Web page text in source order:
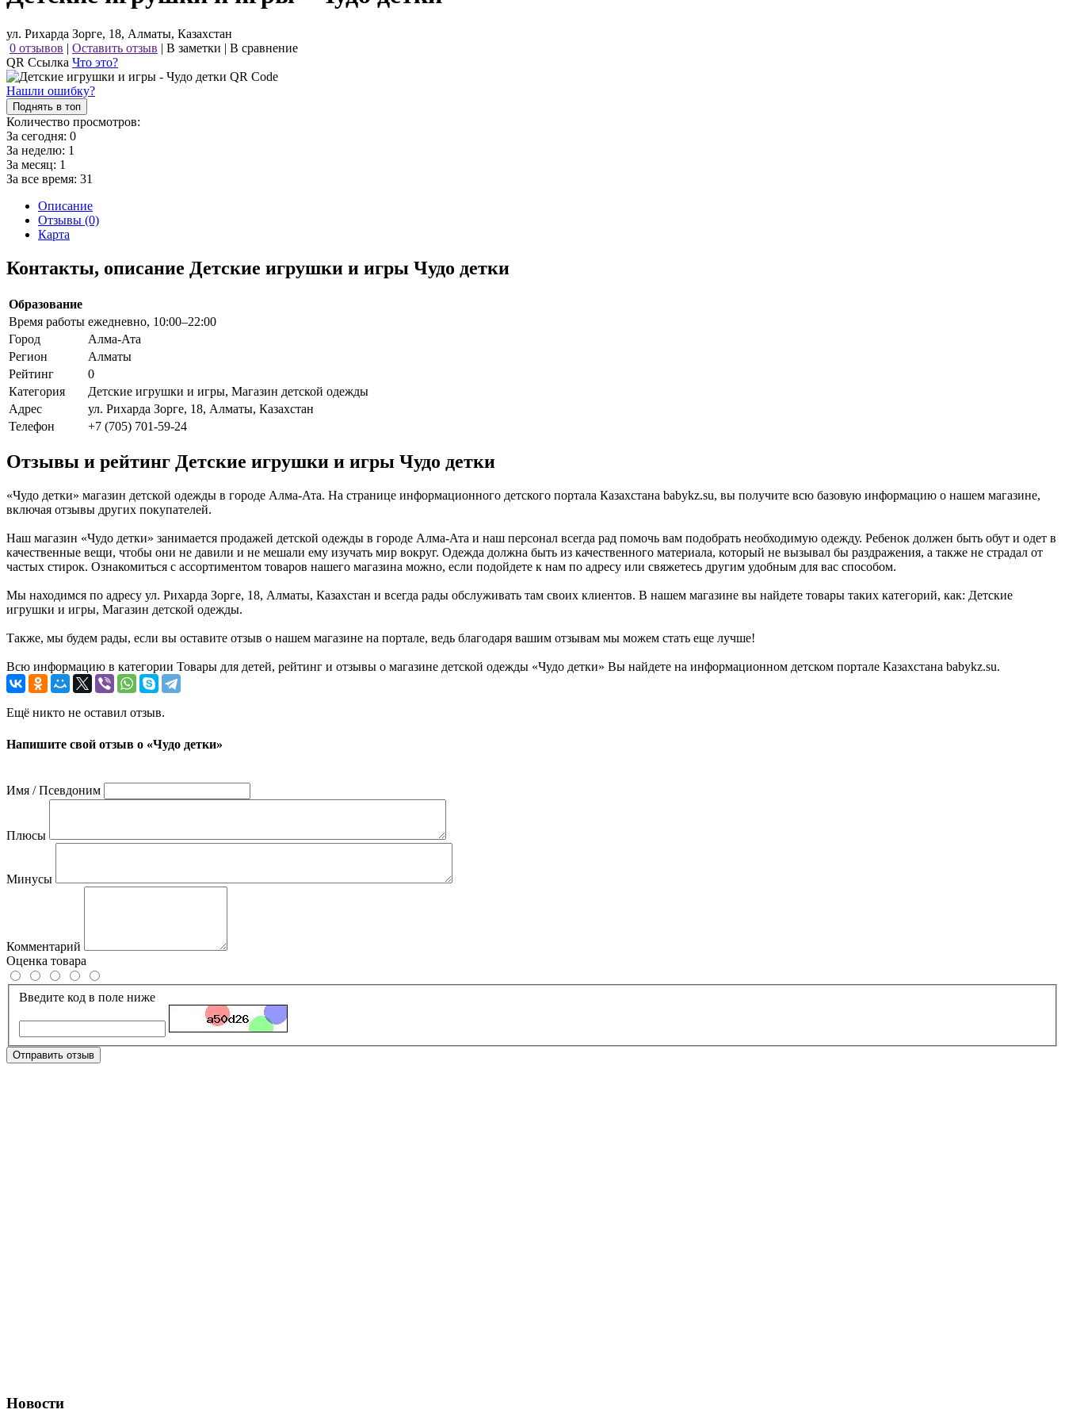
ул. Рихарда Зорге, 18, Алматы, Казахстан
0 отзывов | Оставить отзыв | В заметки | В сравнение
QR Ссылка Что это?
Нашли ошибку?
Поднять в топ
Количество просмотров:
За сегодня: 0
За неделю: 1
За месяц: 1
За все время: 31
Описание
Отзывы (0)
Карта
Контакты, описание Детские игрушки и игры Чудо детки
Образование
Время работы ежедневно, 10:00–22:00
Город
Алма-Ата
Регион
Алматы
Рейтинг
0
Категория
Детские игрушки и игры, Магазин детской одежды
Адрес
ул. Рихарда Зорге, 18, Алматы, Казахстан
Телефон
+7 (705) 701-59-24
Отзывы и рейтинг Детские игрушки и игры Чудо детки
«Чудо детки» магазин детской одежды в городе Алма-Ата. На странице информационного детского портала Казахстана babykz.su, вы получите всю базовую информацию о нашем магазине,
включая отзывы других покупателей.
Наш магазин «Чудо детки» занимается продажей детской одежды в городе Алма-Ата и наш персонал всегда рад помочь вам подобрать необходимую одежду. Ребенок должен быть обут и одет в
качественные вещи, чтобы они не давили и не мешали ему изучать мир вокруг. Одежда должна быть из качественного материала, который не вызывал бы раздражения, а также не страдал от
частых стирок. Ознакомиться с ассортиментом товаров нашего магазина можно, если подойдете к нам по адресу или свяжетесь другим удобным для вас способом.
Мы находимся по адресу ул. Рихарда Зорге, 18, Алматы, Казахстан и всегда рады обслуживать там своих клиентов. В нашем магазине вы найдете товары таких категорий, как: Детские
игрушки и игры, Магазин детской одежды.
Также, мы будем рады, если вы оставите отзыв о нашем магазине на портале, ведь благодаря вашим отзывам мы можем стать еще лучше!
Всю информацию в категории Товары для детей, рейтинг и отзывы о магазине детской одежды «Чудо детки» Вы найдете на информационном детском портале Казахстана babykz.su.
Ещё никто не оставил отзыв.
Напишите свой отзыв о «Чудо детки»
Имя / Псевдоним
Плюсы
Минусы
Комментарий
Оценка товара
Введите код в поле ниже
Отправить отзыв
Новости